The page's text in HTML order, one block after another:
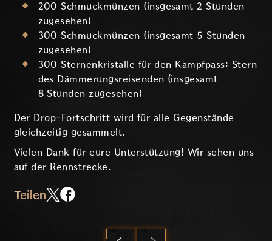
200 Schmuckmünzen (insgesamt 2 Stunden
zugesehen)
300 Schmuckmünzen (insgesamt 5 Stunden
zugesehen)
300 Sternenkristalle für den Kampfpass: Stern
des Dämmerungsreisenden (insgesamt
8 Stunden zugesehen)
Der Drop-Fortschritt wird für alle Gegenstände
gleichzeitig gesammelt.
Vielen Dank für eure Unterstützung! Wir sehen uns
auf der Rennstrecke.
Teilen